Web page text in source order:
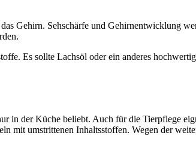
Gehirn. Sehschärfe und Gehirnentwicklung
Es sollte Lachsöl oder ein anderes
in der Küche beliebt. Auch für die Tierpflege
mit umstrittenen Inhaltsstoffen. Wegen der